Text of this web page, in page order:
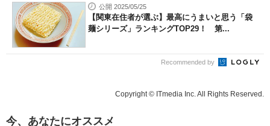
公開 2025/05/25
【関東在住者が選ぶ】最高にうまいと思う「袋
麺シリーズ」ランキングTOP29！ 第...
Recommended by
Copyright © ITmedia Inc. All Rights Reserved.
今、あなたにオススメ